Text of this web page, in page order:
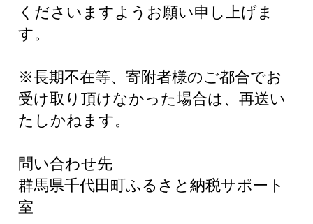
くださいますようお願い申し上げま
す。
※長期不在等、寄附者様のご都合でお
受け取り頂けなかった場合は、再送い
たしかねます。
問い合わせ先
群馬県千代田町ふるさと納税サポート
室